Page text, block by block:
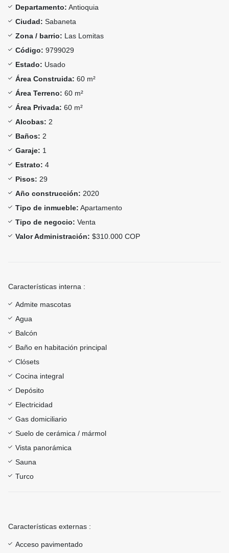
Departamento: Antioquia
Ciudad: Sabaneta
Zona / barrio: Las Lomitas
Código: 9799029
Estado: Usado
Área Construida: 60 m²
Área Terreno: 60 m²
Área Privada: 60 m²
Alcobas: 2
Baños: 2
Garaje: 1
Estrato: 4
Pisos: 29
Año construcción: 2020
Tipo de inmueble: Apartamento
Tipo de negocio: Venta
Valor Administración: $310.000 COP
Características interna :
Admite mascotas
Agua
Balcón
Baño en habitación principal
Clósets
Cocina integral
Depósito
Electricidad
Gas domiciliario
Suelo de cerámica / mármol
Vista panorámica
Sauna
Turco
Características externas :
Acceso pavimentado